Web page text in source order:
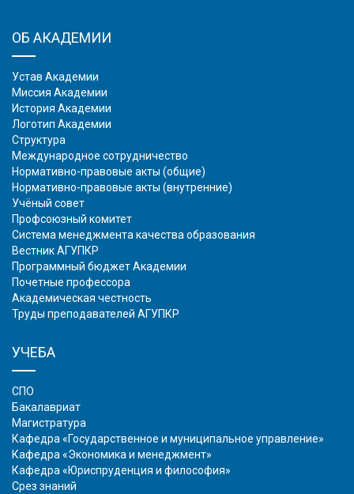
ОБ АКАДЕМИИ
Устав Академии
Миссия Академии
История Академии
Логотип Академии
Структура
Международное сотрудничество
Нормативно-правовые акты (общие)
Нормативно-правовые акты (внутренние)
Учёный совет
Профсоюзный комитет
Система менеджмента качества образования
Вестник АГУПКР
Программный бюджет Академии
Почетные профессора
Академическая честность
Труды преподавателей АГУПКР
УЧЕБА
СПО
Бакалавриат
Магистратура
Кафедра «Государственное и муниципальное управление»
Кафедра «Экономика и менеджмент»
Кафедра «Юриспруденция и философия»
Срез знаний